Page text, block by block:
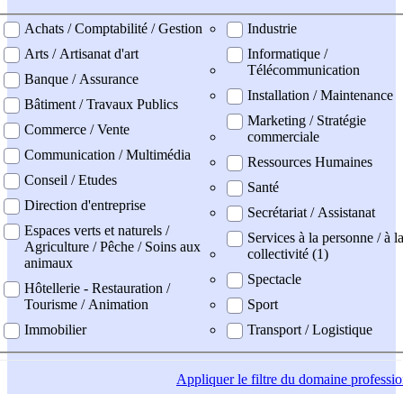
professionel
Achats / Comptabilité / Gestion
Arts / Artisanat d'art
Banque / Assurance
Bâtiment / Travaux Publics
Commerce / Vente
Communication / Multimédia
Conseil / Etudes
Direction d'entreprise
Espaces verts et naturels /
Agriculture / Pêche / Soins aux
animaux
Hôtellerie - Restauration /
Tourisme / Animation
Immobilier
Industrie
Informatique /
Télécommunication
Installation / Maintenance
Marketing / Stratégie
commerciale
Ressources Humaines
Santé
Secrétariat / Assistanat
Services à la personne / à la
collectivité (1)
Spectacle
Sport
Transport / Logistique
Appliquerle filtre du domaine